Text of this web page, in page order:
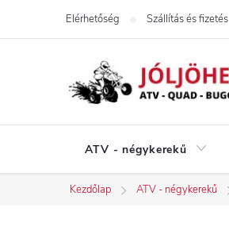
Elérhetőség Szállítás és fizetés
ATV - négykerekű
Kezdőlap ATV - négykerekű